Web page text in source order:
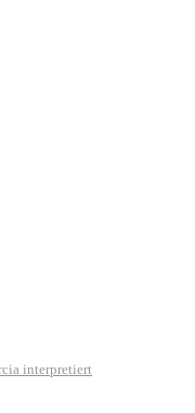
interpretiert